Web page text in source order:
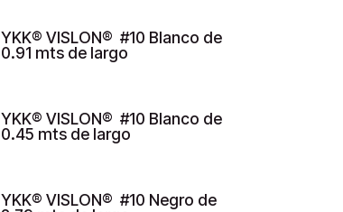
YKK® VISLON® #10 Blanco de
0.91 mts de largo
YKK® VISLON® #10 Blanco de
0.45 mts de largo
YKK® VISLON® #10 Negro de